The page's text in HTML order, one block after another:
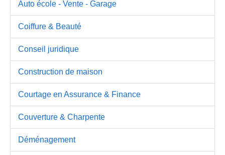
Auto école - Vente - Garage
Coiffure & Beauté
Conseil juridique
Construction de maison
Courtage en Assurance & Finance
Couverture & Charpente
Déménagement